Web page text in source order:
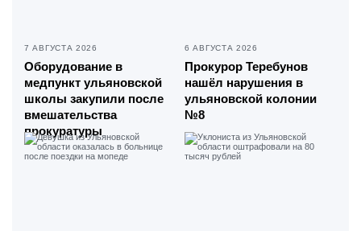
7 АВГУСТА 2026
Оборудование в
медпункт ульяновской
школы закупили после
вмешательства
прокуратуры
6 АВГУСТА 2026
Прокурор Теребунов
нашёл нарушения в
ульяновской колонии
№8